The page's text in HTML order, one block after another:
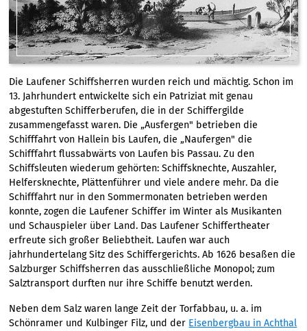
Die Laufener Schiffsherren wurden reich und mächtig. Schon im
13. Jahrhundert entwickelte sich ein Patriziat mit genau
abgestuften Schifferberufen, die in der Schiffergilde
zusammengefasst waren. Die „Ausfergen" betrieben die
Schifffahrt von Hallein bis Laufen, die „Naufergen" die
Schifffahrt flussabwärts von Laufen bis Passau. Zu den
Schiffsleuten wiederum gehörten: Schiffsknechte, Auszahler,
Helfersknechte, Plättenführer und viele andere mehr. Da die
Schifffahrt nur in den Sommermonaten betrieben werden
konnte, zogen die Laufener Schiffer im Winter als Musikanten
und Schauspieler über Land. Das Laufener Schiffertheater
erfreute sich großer Beliebtheit. Laufen war auch
jahrhundertelang Sitz des Schiffergerichts. Ab 1626 besaßen die
Salzburger Schiffsherren das ausschließliche Monopol; zum
Salztransport durften nur ihre Schiffe benutzt werden.
Neben dem Salz waren lange Zeit der Torfabbau, u. a. im
Schönramer und Kulbinger Filz, und der Eisenbergbau in Achthal